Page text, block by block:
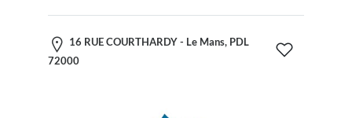
16 RUE COURTHARDY - Le Mans, PDL
72000